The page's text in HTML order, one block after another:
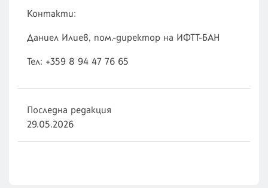
Контакти:
Даниел Илиев, пом.-директор на ИФТТ-БАН
Тел: +359 8 94 47 76 65
Последна редакция
29.05.2026